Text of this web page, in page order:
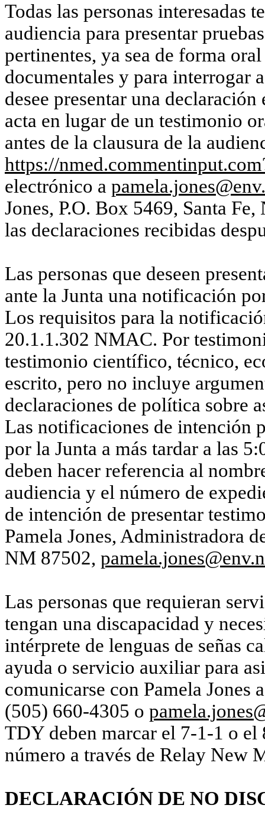
Todas las personas interesadas
audiencia para presentar
pertinentes, ya sea de forma
documentales y para interrogar
desee presentar una
acta en lugar de un testimonio
antes de la clausura de la
https://
electrónico a
Jones, P.O. Box 5469, Santa
las declaraciones recibidas
Las personas que deseen
ante la Junta una notificación
Los requisitos para la
20.1.1.302 NMAC. Por
testimonio científico, técnico,
escrito, pero no incluye
declaraciones de política sobre
Las notificaciones de intención
por la Junta a más tardar a las
deben hacer referencia al
audiencia y el número de
de intención de presentar
Pamela Jones, Administradora
NM 87502,
Las personas que requieran
tengan una discapacidad y
intérprete de lenguas de señas
ayuda o servicio auxiliar para
comunicarse con Pamela Jones
(505) 660-4305 o
TDY deben marcar el 7-1-1 o el
número a través de Relay New
DECLARACIÓN DE NO